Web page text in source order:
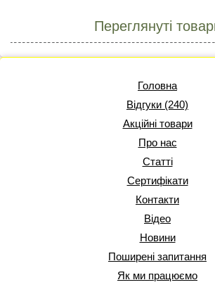
Переглянуті
Головна
Відгуки (240)
Акційні товари
Про нас
Статті
Сертифікати
Контакти
Відео
Новини
Поширені запитання
Як ми працюємо